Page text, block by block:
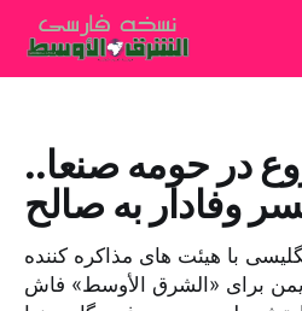
در حومه صنعا..
با هیئت های مذاکره کننده
یمن برای «الشرق الأوسط» فاش